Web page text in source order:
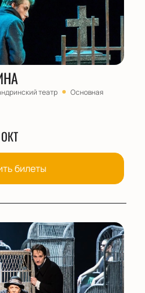
театр
Основная
ОКТ
билеты